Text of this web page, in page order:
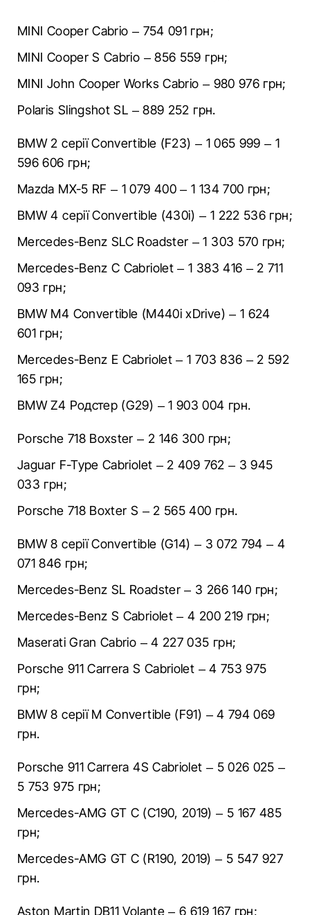
MINI Cooper Cabrio – 754 091 грн;
MINI Cooper S Cabrio – 856 559 грн;
MINI John Cooper Works Cabrio – 980 976 грн;
Polaris Slingshot SL – 889 252 грн.
BMW 2 cерії Convertible (F23) – 1 065 999 – 1
596 606 грн;
Mazda MX-5 RF – 1 079 400 – 1 134 700 грн;
BMW 4 cерії Convertible (430i) – 1 222 536 грн;
Mercedes-Benz SLC Roadster – 1 303 570 грн;
Mercedes-Benz C Cabriolet – 1 383 416 – 2 711
093 грн;
BMW M4 Convertible (M440i xDrive) – 1 624
601 грн;
Mercedes-Benz E Cabriolet – 1 703 836 – 2 592
165 грн;
BMW Z4 Родстер (G29) – 1 903 004 грн.
Porsche 718 Boxster – 2 146 300 грн;
Jaguar F-Type Cabriolet – 2 409 762 – 3 945
033 грн;
Porsche 718 Boxter S – 2 565 400 грн.
BMW 8 cерії Convertible (G14) – 3 072 794 – 4
071 846 грн;
Mercedes-Benz SL Roadster – 3 266 140 грн;
Mercedes-Benz S Cabriolet – 4 200 219 грн;
Maserati Gran Cabrio – 4 227 035 грн;
Porsche 911 Carrera S Cabriolet – 4 753 975
грн;
BMW 8 cерії M Convertible (F91) – 4 794 069
грн.
Porsche 911 Carrera 4S Cabriolet – 5 026 025 –
5 753 975 грн;
Mercedes-AMG GT C (C190, 2019) – 5 167 485
грн;
Mercedes-AMG GT C (R190, 2019) – 5 547 927
грн.
Aston Martin DB11 Volante – 6 619 167 грн;